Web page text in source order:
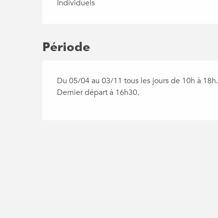
Individuels
Période
Du 05/04 au 03/11 tous les jours de 10h à 18h.
Dernier départ à 16h30.